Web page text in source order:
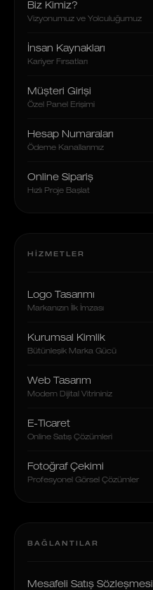
Biz Kimiz?
Vizyonumuz ve Yolculuğumuz
İnsan Kaynakları
Kariyer Fırsatları
Müşteri Girişi
Özel Panel Erişimi
Hesap Numaraları
Ödeme Kanallarımız
Online Sipariş
Hızlı Proje Başlat
HIZMETLER
Logo Tasarımı
Markanızın İlk İmzası
Kurumsal Kimlik
Bütünleşik Marka Gücü
Web Tasarım
Modern Dijital Vitrininiz
E-Ticaret
Online Satış Çözümleri
Fotoğraf Çekimi
Profesyonel Görsel Çözümler
BAĞLANTILAR
Mesafeli Satış Sözleşmesi